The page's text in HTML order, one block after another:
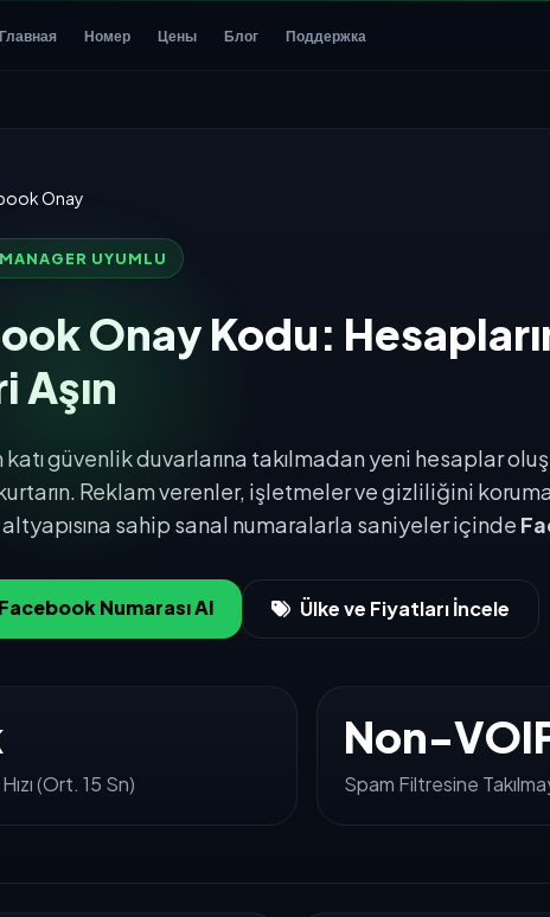
Главная Номер Цены Блог Поддержка
Onay
UYUMLU
Onay Kodu:
Aşın
güvenlik duvarlarına takılmadan yeni hesaplar
Reklam verenler, işletmeler ve gizliliğini
altyapısına sahip sanal numaralarla saniyeler içinde
Numarası Al Ülke ve Fiyatları İncele
(Ort. 15 Sn)
Non-
Spam Filtresine